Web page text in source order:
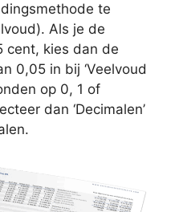
te
Als je de
cent, kies dan de
0,05 in bij ‘Veelvoud
op 0, 1 of
dan ‘Decimalen’